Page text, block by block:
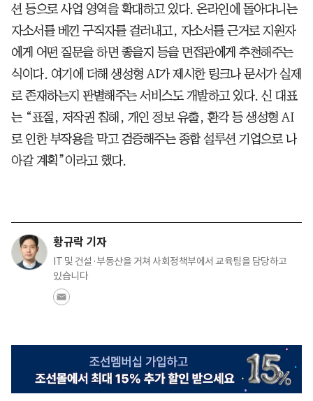
션 등으로 사업 영역을 확대하고 있다. 온라인에 돌아다니는
자소서를 베낀 구직자를 걸러내고, 자소서를 근거로 지원자
에게 어떤 질문을 하면 좋을지 등을 면접관에게 추천해주는
식이다. 여기에 더해 생성형 AI가 제시한 링크나 문서가 실제
로 존재하는지 판별해주는 서비스도 개발하고 있다. 신 대표
는 “표절, 저작권 침해, 개인 정보 유출, 환각 등 생성형 AI
로 인한 부작용을 막고 검증해주는 종합 설루션 기업으로 나
아갈 계획”이라고 했다.
황규락 기자
IT 및 건설·부동산을 거쳐 사회정책부에서 교육팀을 담당하고
있습니다